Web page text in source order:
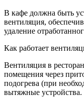
В кафе должна быть
вентиляция,
удаление
Как работает
Вентиляция в
помещения через
подогрева (при
вытяжные устройства.